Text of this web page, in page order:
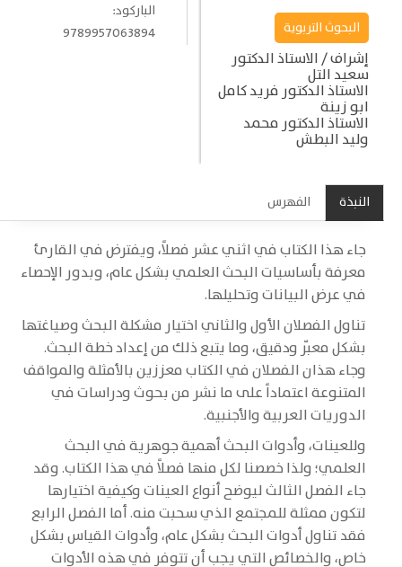
البحوث التربوية
إشراف / الاستاذ الدكتور
سعيد التل
الاستاذ الدكتور فريد كامل
ابو زينة
الاستاذ الدكتور محمد
وليد البطش
الباركود:
9789957063894
النبذة الفهرس
جاء هذا الكتاب في اثني عشر فصلاً، ويفترض في القارئ
معرفة بأساسيات البحث العلمي بشكل عام، وبدور الإحصاء
في عرض البيانات وتحليلها.
تناول الفصلان الأول والثاني اختيار مشكلة البحث وصياغتها
بشكل معبّر ودقيق، وما يتبع ذلك من إعداد خطة البحث.
وجاء هذان الفصلان في الكتاب معززين بالأمثلة والمواقف
المتنوعة اعتماداً على ما نشر من بحوث ودراسات في
الدوريات العربية والأجنبية.
وللعينات، وأدوات البحث أهمية جوهرية في البحث
العلمي؛ ولذا خصصنا لكل منها فصلاً في هذا الكتاب. وقد
جاء الفصل الثالث ليوضح أنواع العينات وكيفية اختيارها
لتكون ممثلة للمجتمع الذي سحبت منه. أما الفصل الرابع
فقد تناول أدوات البحث بشكل عام، وأدوات القياس بشكل
خاص، والخصائص التي يجب أن تتوفر في هذه الأدوات